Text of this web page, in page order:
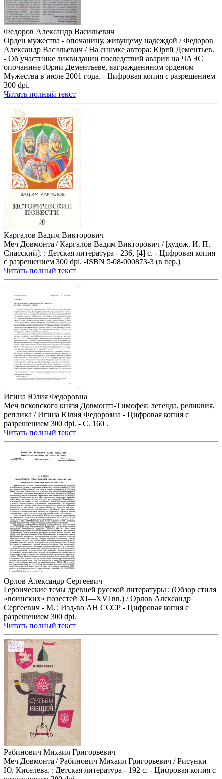
Федоров Александр Васильевич
Орден мужества - опочанину, живущему надеждой / Федоров
Александр Васильевич / На снимке автора: Юрий Дементьев.
- Об участнике ликвидации последствий аварии на ЧАЭС
опочанине Юрии Дементьеве, награжденнном орденом
Мужества в июле 2001 года. - Цифровая копия с разрешением
300 dpi.
Читать полный текст
Каргалов Вадим Викторович
Меч Довмонта / Каргалов Вадим Викторович / [худож. И. П.
Спасский]. : Детская литература - 236, [4] с. - Цифровая копия
с разрешением 300 dpi. -ISBN 5-08-000873-3 (в пер.)
Читать полный текст
Игина Юлия Федоровна
Меч псковского князя Довмонта-Тимофея: легенда, реликвия,
реплика / Игина Юлия Федоровна - Цифровая копия с
разрешением 300 dpi. - С. 160 .
Читать полный текст
Орлов Александр Сергеевич
Героические темы древней русской литературы : (Обзор стиля
«воинских» повестей XI—XVI вв.) / Орлов Александр
Сергеевич - М. : Изд-во АН СССР - Цифровая копия с
разрешением 300 dpi.
Читать полный текст
Рабинович Михаил Григорьевич
Меч Довмонта / Рабинович Михаил Григорьевич / Рисунки
Ю. Киселева. : Детская литература - 192 с. - Цифровая копия с